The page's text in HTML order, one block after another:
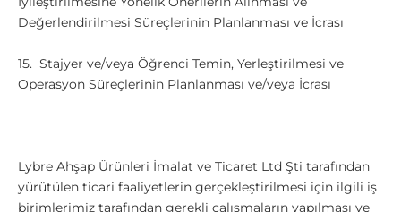
Değerlendirilmesi Süreçlerinin Planlanması ve İcrası
15. Stajyer ve/veya Öğrenci Temin, Yerleştirilmesi ve
Operasyon Süreçlerinin Planlanması ve/veya İcrası
Lybre Ahşap Ürünleri İmalat ve Ticaret Ltd Şti tarafından
yürütülen ticari faaliyetlerin gerçekleştirilmesi için ilgili iş
birimlerimiz tarafından gerekli çalışmaların yapılması ve